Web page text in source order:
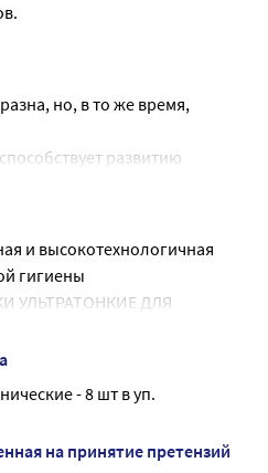
но, в то же время,
развитию
и испытывать комфорт в
в канализацию!
и высокотехнологичная
гигиены
УЛЬТРАТОНКИЕ ДЛЯ
Silk Sense супер без
- 8 шт в уп.
на принятие претензий